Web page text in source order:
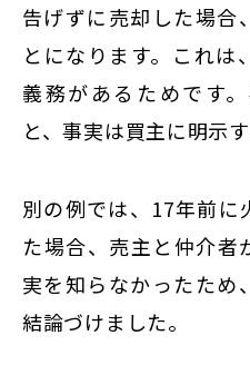
告げずに売却した場合
とになります。これは
義務があるためです
と、事実は買主に明示
別の例では、17年前に
た場合、売主と仲介者
実を知らなかったため
結論づけました。